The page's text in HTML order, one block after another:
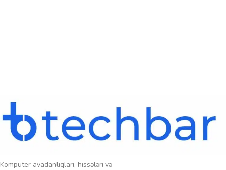
Kompüter avadanlıqları, hissələri və